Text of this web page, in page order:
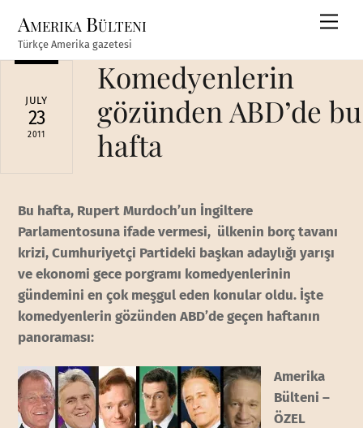
content
Amerika Bülteni
Türkçe Amerika gazetesi
JULY
23
2011
Komedyenlerin
gözünden ABD’de bu
hafta
Bu hafta, Rupert Murdoch’un İngiltere
Parlamentosuna ifade vermesi, ülkenin borç tavanı
krizi, Cumhuriyetçi Partideki başkan adaylığı yarışı
ve ekonomi gece porgramı komedyenlerinin
gündemini en çok meşgul eden konular oldu. İşte
komedyenlerin gözünden ABD’de geçen haftanın
panoraması:
Amerika
Bülteni –
ÖZEL